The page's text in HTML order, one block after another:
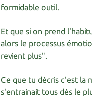
formidable outil.
Et que si on prend
alors le processus
revient plus".
Ce que tu décris c'est la
s'entrainait tous dès le